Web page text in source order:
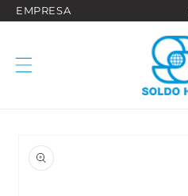
directamente
EMPRESA
información